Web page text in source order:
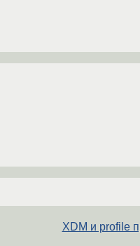
XDM и profile